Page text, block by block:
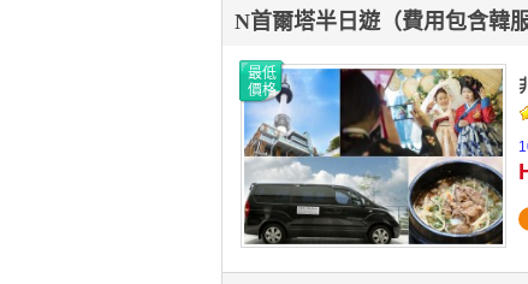
N首爾塔半日遊（費用包含韓
最低
價格